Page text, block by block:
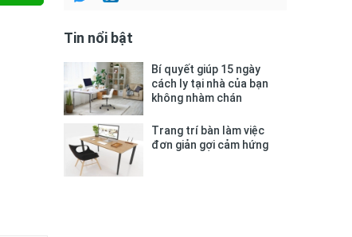
Tin nổi bật
Bí quyết giúp 15 ngày
cách ly tại nhà của bạn
không nhàm chán
Trang trí bàn làm việc
đơn giản gợi cảm hứng